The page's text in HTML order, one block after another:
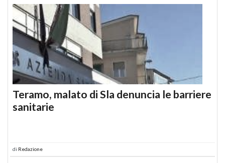
Teramo, malato di Sla denuncia le barriere
sanitarie
di Redazione